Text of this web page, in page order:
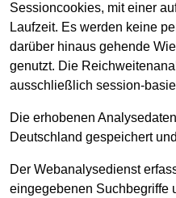
Sessioncookies, mit einer
Laufzeit. Es werden keine
darüber hinaus gehende
genutzt. Die
ausschließlich session-
Die erhobenen
Deutschland gespeichert
Der Webanalysedienst
eingegebenen Suchbegriffe